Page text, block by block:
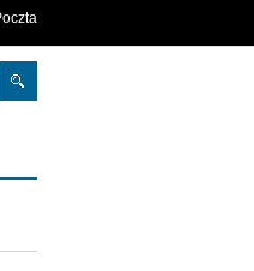
miał życie wieczne." (J 3,16)